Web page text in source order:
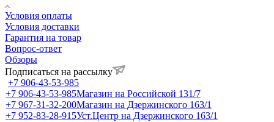
Условия оплаты
Условия доставки
Гарантия на товар
Вопрос-ответ
Обзоры
Подписаться на рассылку
+7 906-43-53-985
+7 906-43-53-985Магазин на Российской 131/7
+7 967-31-32-200Магазин на Дзержинского 163/1
+7 952-83-28-915Уст.Центр на Дзержинского 163/1